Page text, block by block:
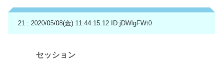
21 : 2020/05/08(金) 11:44:15.12 ID:jDWlgFWt0
セッション